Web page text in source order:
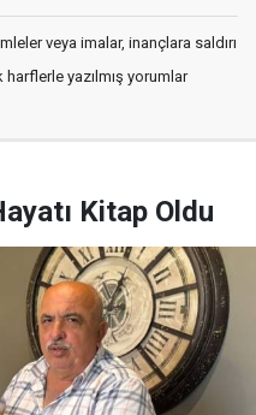
veya imalar, inançlara saldırı
yazılmış yorumlar
Kitap Oldu